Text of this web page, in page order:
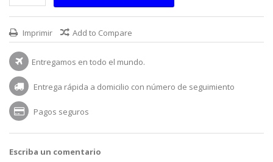
Imprimir Add to Compare
Entregamos en todo el mundo.
Entrega rápida a domicilio con número de seguimiento
Pagos seguros
Escriba un comentario